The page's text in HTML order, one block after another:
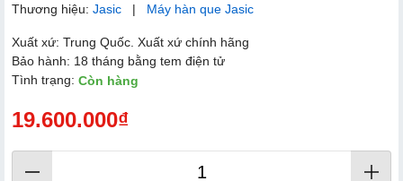
Thương hiệu: Jasic | Máy hàn que Jasic
Xuất xứ: Trung Quốc. Xuất xứ chính hãng
Bảo hành: 18 tháng bằng tem điện tử
Tình trạng: Còn hàng
19.600.000₫